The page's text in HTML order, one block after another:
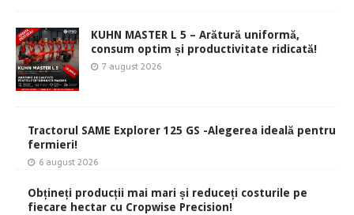
KUHN MASTER L 5 – Arătură uniformă,
consum optim și productivitate ridicată!
7 august 2026
Tractorul SAME Explorer 125 GS -Alegerea ideală pentru
fermieri!
6 august 2026
Obțineți producții mai mari și reduceți costurile pe
fiecare hectar cu Cropwise Precision!